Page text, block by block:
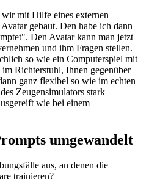
mit Hilfe eines externen
gebaut. Den habe ich dann
Den Avatar kann man jetzt
und ihm Fragen stellen.
so wie ein Computerspiel mit
Richterstuhl, Ihnen gegenüber
ganz flexibel so wie im echten
Zeugensimulators stark
wie bei einem
umgewandelt
aus, an denen die
trainieren?